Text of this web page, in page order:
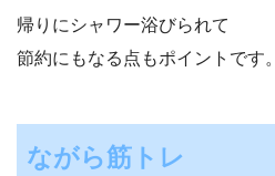
帰りにシャワー浴びられて
節約にもなる点もポイントです。
ながら筋トレ